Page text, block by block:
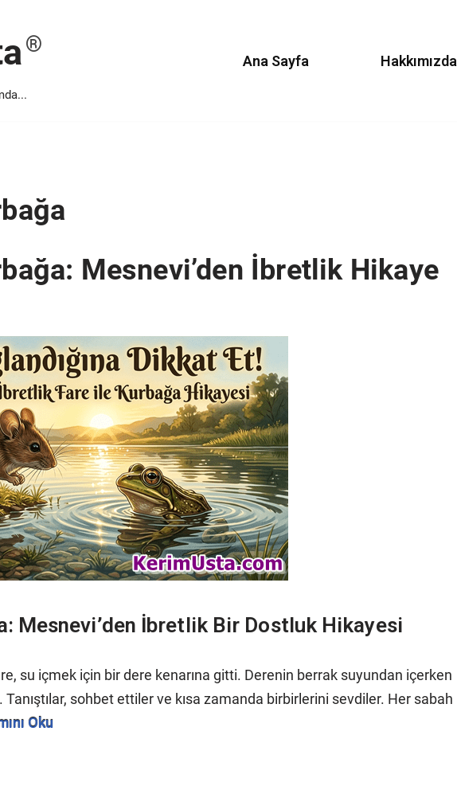
Ana Sayfa Hakkımızda
Mesnevi’den İbretlik Hikaye
Mesnevi’den İbretlik Bir Dostluk Hikayesi
su içmek için bir dere kenarına gitti. Derenin berrak suyundan içerken
sohbet ettiler ve kısa zamanda birbirlerini sevdiler. Her sabah
Oku